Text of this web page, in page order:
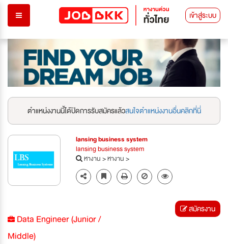
เข้าสู่ระบบ
ตำแหน่งงานนี้ได้ปิดการรับสมัครแล้วสนใจตำแหน่งงานอื่นคลิกที่นี่
lansing business system
lansing business system
หางาน>หางาน>
Data Engineer (Junior /
Middle)
สมัครงาน